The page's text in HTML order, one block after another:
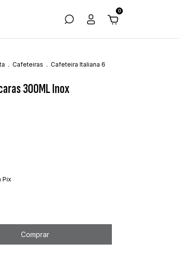
0
. Cafeteiras . Cafeteira Italiana 6
300ML Inox
Pix